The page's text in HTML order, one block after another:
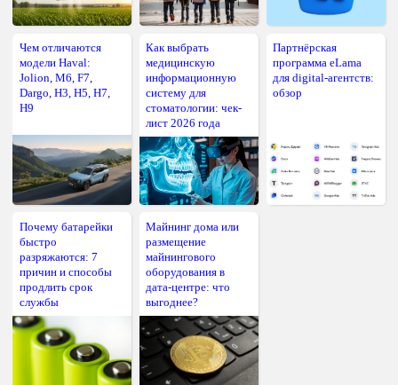
Чем отличаются
модели Haval:
Jolion, M6, F7,
Dargo, H3, H5, H7,
H9
Как выбрать
медицинскую
информационную
систему для
стоматологии: чек-
лист 2026 года
Партнёрская
программа eLama
для digital-агентств:
обзор
Почему батарейки
быстро
разряжаются: 7
причин и способы
продлить срок
службы
Майнинг дома или
размещение
майнингового
оборудования в
дата-центре: что
выгоднее?